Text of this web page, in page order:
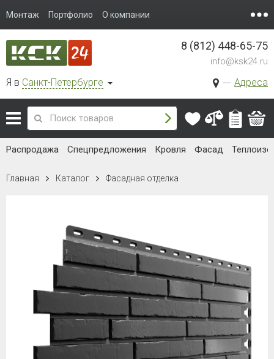
Монтаж Портфолио О компании
Я в Санкт-Петербурге Адреса
8 (812) 448-65-75
info@ksk24.ru
Распродажа Спецпредложения Кровля Фасад
Главная Каталог Фасадная отделка